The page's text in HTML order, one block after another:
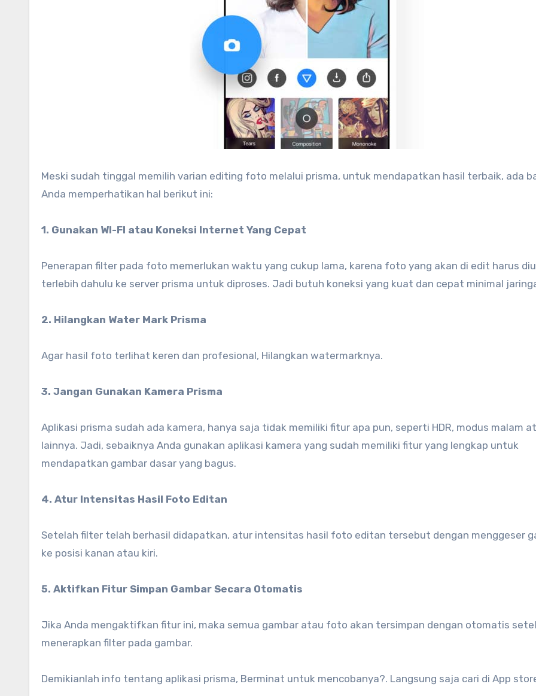
Meski sudah tinggal memilih varian editing foto melalui prisma, untuk mendapatkan hasil terbaik, ada
Anda memperhatikan hal berikut ini:
1. Gunakan WI-FI atau Koneksi Internet Yang Cepat
Penerapan filter pada foto memerlukan waktu yang cukup lama, karena foto yang akan di edit harus
terlebih dahulu ke server prisma untuk diproses. Jadi butuh koneksi yang kuat dan cepat minimal
2. Hilangkan Water Mark Prisma
Agar hasil foto terlihat keren dan profesional, Hilangkan watermarknya.
3. Jangan Gunakan Kamera Prisma
Aplikasi prisma sudah ada kamera, hanya saja tidak memiliki fitur apa pun, seperti HDR, modus malam
lainnya. Jadi, sebaiknya Anda gunakan aplikasi kamera yang sudah memiliki fitur yang lengkap untuk
mendapatkan gambar dasar yang bagus.
4. Atur Intensitas Hasil Foto Editan
Setelah filter telah berhasil didapatkan, atur intensitas hasil foto editan tersebut dengan menggeser
ke posisi kanan atau kiri.
5. Aktifkan Fitur Simpan Gambar Secara Otomatis
Jika Anda mengaktifkan fitur ini, maka semua gambar atau foto akan tersimpan dengan otomatis
menerapkan filter pada gambar.
Demikianlah info tentang aplikasi prisma, Berminat untuk mencobanya?. Langsung saja cari di App